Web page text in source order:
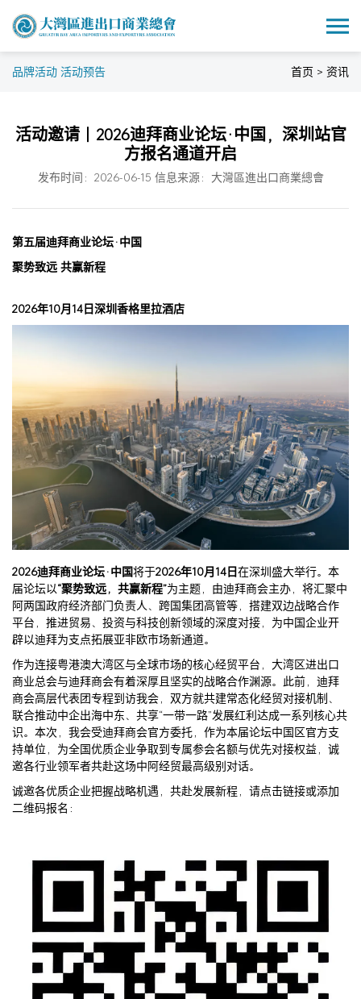
品牌活动 活动预告 首页 > 资讯
活动邀请｜2026迪拜商业论坛·中国，深圳站官
方报名通道开启
发布时间：2026-06-15 信息来源：大灣區進出口商業總會
第五届迪拜商业论坛·中国
聚势致远 共赢新程
2026年10月14日深圳香格里拉酒店
2026迪拜商业论坛·中国将于2026年10月14日在深圳盛大举行。本
届论坛以“聚势致远，共赢新程”为主题，由迪拜商会主办，将汇聚中
阿两国政府经济部门负责人、跨国集团高管等，搭建双边战略合作
平台，推进贸易、投资与科技创新领域的深度对接，为中国企业开
辟以迪拜为支点拓展亚非欧市场新通道。
作为连接粤港澳大湾区与全球市场的核心经贸平台，大湾区进出口
商业总会与迪拜商会有着深厚且坚实的战略合作渊源。此前，迪拜
商会高层代表团专程到访我会，双方就共建常态化经贸对接机制、
联合推动中企出海中东、共享“一带一路”发展红利达成一系列核心共
识。本次，我会受迪拜商会官方委托，作为本届论坛中国区官方支
持单位，为全国优质企业争取到专属参会名额与优先对接权益，诚
邀各行业领军者共赴这场中阿经贸最高级别对话。
诚邀各优质企业把握战略机遇，共赴发展新程，请点击链接或添加
二维码报名：